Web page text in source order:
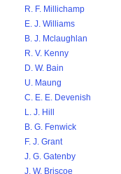
R. F. Millichamp
E. J. Williams
B. J. Mclaughlan
R. V. Kenny
D. W. Bain
U. Maung
C. E. E. Devenish
L. J. Hill
B. G. Fenwick
F. J. Grant
J. G. Gatenby
J. W. Briscoe